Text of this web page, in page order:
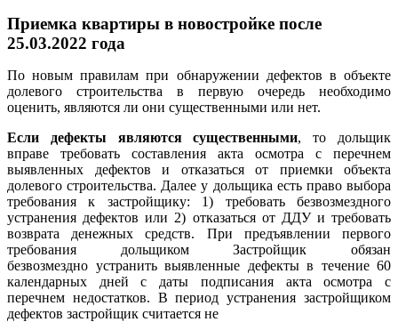
Приемка квартиры в новостройке после
25.03.2022 года
По новым правилам при обнаружении дефектов в объекте
долевого строительства в первую очередь необходимо
оценить, являются ли они существенными или нет.
Если дефекты являются существенными, то дольщик
вправе требовать составления акта осмотра с перечнем
выявленных дефектов и отказаться от приемки объекта
долевого строительства. Далее у дольщика есть право выбора
требования к застройщику: 1) требовать безвозмездного
устранения дефектов или 2) отказаться от ДДУ и требовать
возврата денежных средств. При предъявлении первого
требования дольщиком Застройщик обязан
безвозмездно устранить выявленные дефекты в течение 60
календарных дней с даты подписания акта осмотра с
перечнем недостатков. В период устранения застройщиком
дефектов застройщик считается не